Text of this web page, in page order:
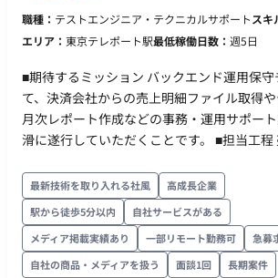
職種： テストエンジニア・テクニカルサポートスキ
エリア： 東京テレポート駅最低稼働日数： 週5日
■期待するミッション バックエンド運用保
て、決済会社からの売上明細ファイル取得や
月次レポート作成などの事務・運用サポー
滑に遂行していただくことです。 ■担当工程 売上情報管理補佐
の業務をすぐに請け負うのは難しいため、ま
いただき、徐々に業務に慣れていただく想定です。 【
（1～15営業日目）】 各決済会社（計17社
上明細ファイルを取得し、社内ツールへアッ
各決済会社のデータと自社システムの決済
最新技術を取り入れる社風
高成長企業
駅から徒歩5分以内
自社サービスがある
メディア掲載実績あり
一部リモート勤務可
急募
自社の商品・メディアを扱う
面談1回 長期案件